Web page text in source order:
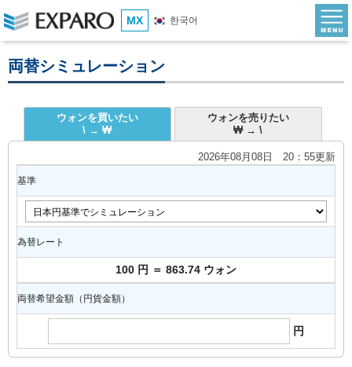
MX 한국어
両替シミュレーション
ウォンを買いたい
\ → ₩
ウォンを売りたい
₩ → \
2026年08月08日 20：55更新
基準
為替レート
100 円 ＝ 863.74 ウォン
両替希望金額（円貨金額）
円